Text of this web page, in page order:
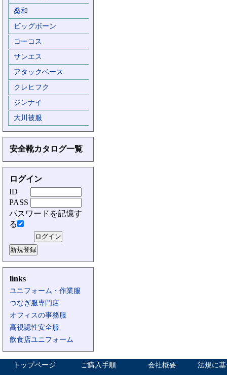
桑和
ビッグボーン
コーコス
サンエス
アタックベース
クレヒフク
ジンナイ
大川被服
安全靴カタログ一覧
ログイン
ID
PASS
パスワードを記憶す
る
links
ユニフォーム・作業服
つなぎ服専門店
オフィスの事務服
高視認性安全服
飲食店ユニフォーム
トップページ ご購入手順 会社概要 法規に